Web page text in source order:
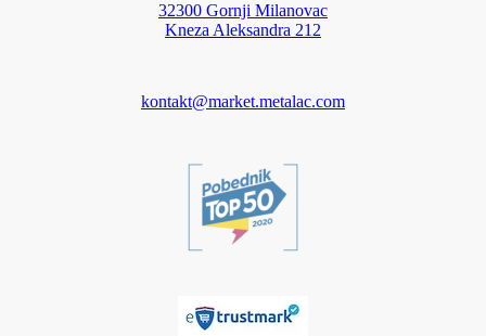
32300 Gornji Milanovac
Kneza Aleksandra 212
kontakt@market.metalac.com